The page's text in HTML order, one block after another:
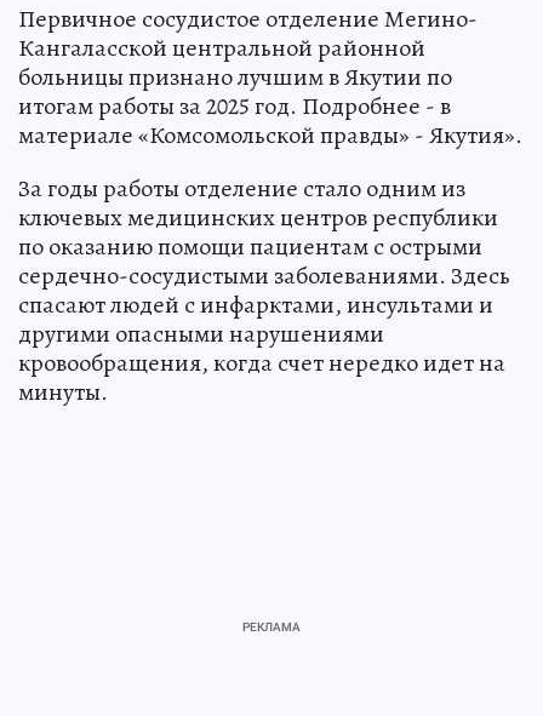
Первичное сосудистое отделение Мегино-
Кангаласской центральной районной
больницы признано лучшим в Якутии по
итогам работы за 2025 год. Подробнее - в
материале «Комсомольской правды» - Якутия».
За годы работы отделение стало одним из
ключевых медицинских центров республики
по оказанию помощи пациентам с острыми
сердечно-сосудистыми заболеваниями. Здесь
спасают людей с инфарктами, инсультами и
другими опасными нарушениями
кровообращения, когда счет нередко идет на
минуты.